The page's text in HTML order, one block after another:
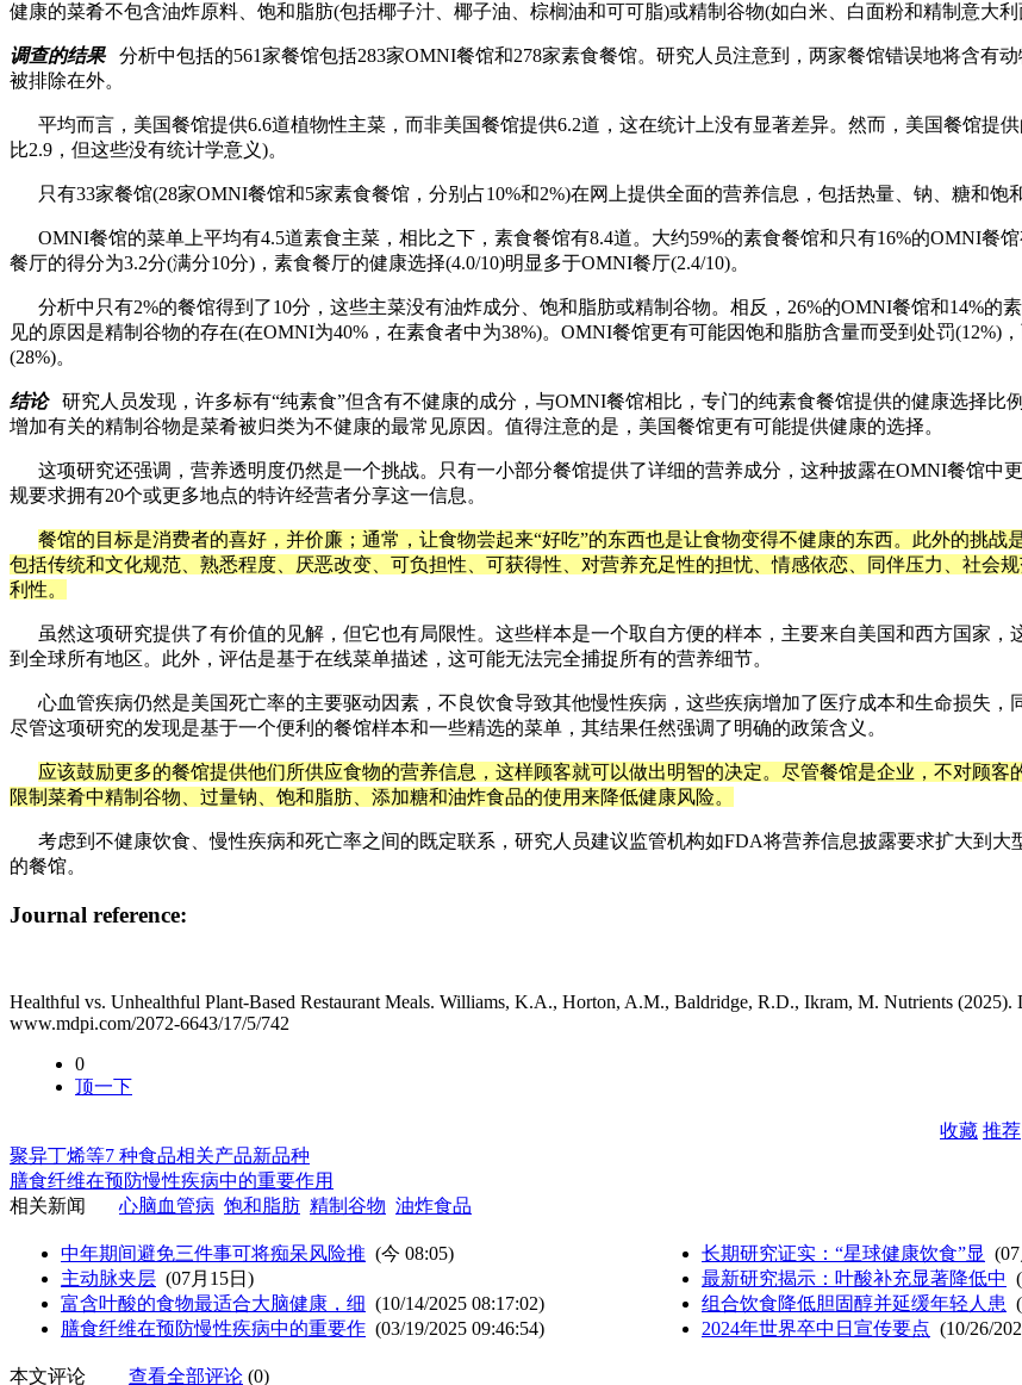
健康的菜肴不包含油炸原料、饱和脂肪(包括椰子汁、椰子油、棕榈油和可可脂)或精制谷物(如白米、白面粉和精制意大
调查的结果分析中包括的561家餐馆包括283家OMNI餐馆和278家素食餐馆。研究人员注意到，两家餐馆错误地将含有
被排除在外。
平均而言，美国餐馆提供6.6道植物性主菜，而非美国餐馆提供6.2道，这在统计上没有显著差异。然而，美国餐馆提
比2.9 ，但这些没有统计学意义)。
只有33家餐馆(28家OMNI餐馆和5家素食餐馆，分别占10%和2%)在网上提供全面的营养信息，包括热量、钠、糖和饱
OMNI餐馆的菜单上平均有4.5道素食主菜，相比之下，素食餐馆有8.4道。大约59%的素食餐馆和只有16%的OMNI餐
餐厅的得分为3.2分(满分10分) ，素食餐厅的健康选择(4.0/10)明显多于OMNI餐厅(2.4/10)。
分析中只有2%的餐馆得到了10分，这些主菜没有油炸成分、饱和脂肪或精制谷物。相反， 26%的OMNI餐馆和14%的
见的原因是精制谷物的存在(在OMNI为40% ，在素食者中为38%)。 OMNI餐馆更有可能因饱和脂肪含量而受到处罚(12%)
(28%)。
结论研究人员发现，许多标有“纯素食”但含有不健康的成分，与OMNI餐馆相比，专门的纯素食餐馆提供的健康选择比
增加有关的精制谷物是菜肴被归类为不健康的最常见原因。值得注意的是，美国餐馆更有可能提供健康的选择。
这项研究还强调，营养透明度仍然是一个挑战。只有一小部分餐馆提供了详细的营养成分，这种披露在OMNI餐馆中
规要求拥有20个或更多地点的特许经营者分享这一信息。
餐馆的目标是消费者的喜好，并价廉；通常，让食物尝起来“好吃”的东西也是让食物变得不健康的东西。此外的挑战
包括传统和文化规范、熟悉程度、厌恶改变、可负担性、可获得性、对营养充足性的担忧、情感依恋、同伴压力、社会
利性。
虽然这项研究提供了有价值的见解，但它也有局限性。这些样本是一个取自方便的样本，主要来自美国和西方国家，
到全球所有地区。此外，评估是基于在线菜单描述，这可能无法完全捕捉所有的营养细节。
心血管疾病仍然是美国死亡率的主要驱动因素，不良饮食导致其他慢性疾病，这些疾病增加了医疗成本和生命损失，
尽管这项研究的发现是基于一个便利的餐馆样本和一些精选的菜单，其结果任然强调了明确的政策含义。
应该鼓励更多的餐馆提供他们所供应食物的营养信息，这样顾客就可以做出明智的决定。尽管餐馆是企业，不对顾客
限制菜肴中精制谷物、过量钠、饱和脂肪、添加糖和油炸食品的使用来降低健康风险。
考虑到不健康饮食、慢性疾病和死亡率之间的既定联系，研究人员建议监管机构如FDA将营养信息披露要求扩大到大
的餐馆。
Journal reference:
Healthful vs. Unhealthful Plant-Based Restaurant Meals. Williams, K.A., Horton, A.M., Baldridge, R.D., Ikram, M. Nutrients (2025).
www.mdpi.com/2072-6643/17/5/742
0
顶一下
收藏 推荐
聚异丁烯等7 种食品相关产品新品种
膳食纤维在预防慢性疾病中的重要作用
相关新闻
心脑血管病 饱和脂肪 精制谷物 油炸食品
中年期间避免三件事可将痴呆风险推 (今 08:05)
主动脉夹层 (07月15日)
富含叶酸的食物最适合大脑健康，细 (10/14/2025 08:17:02)
膳食纤维在预防慢性疾病中的重要作 (03/19/2025 09:46:54)
长期研究证实：“星球健康饮食”显
最新研究揭示：叶酸补充显著降低中
组合饮食降低胆固醇并延缓年轻人患
2024年世界卒中日宣传要点 (10/26/
本文评论 查看全部评论 (0)